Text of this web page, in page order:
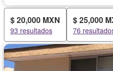
$ 20,000 MXN
93 resultados
$ 25,000
76